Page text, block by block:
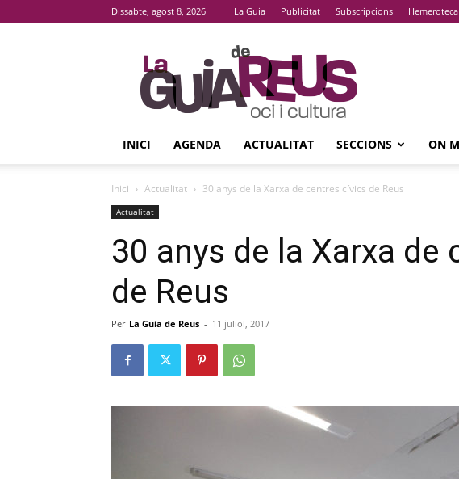
Dissabte, agost 8, 2026 La Guia Publicitat Subscripcions Hemeroteca
La
Guia
De
Reus
INICI AGENDA ACTUALITAT SECCIONS ON
Inici Actualitat 30 anys de la Xarxa de centres cívics de Reus
Actualitat
30 anys de la Xarxa de
de Reus
Per La Guia de Reus - 11 juliol, 2017